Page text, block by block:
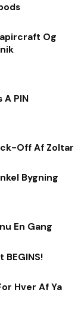
Og
A PIN
Off Af Zoltar
Bygning
En Gang
BEGINS!
Hver Af Ya